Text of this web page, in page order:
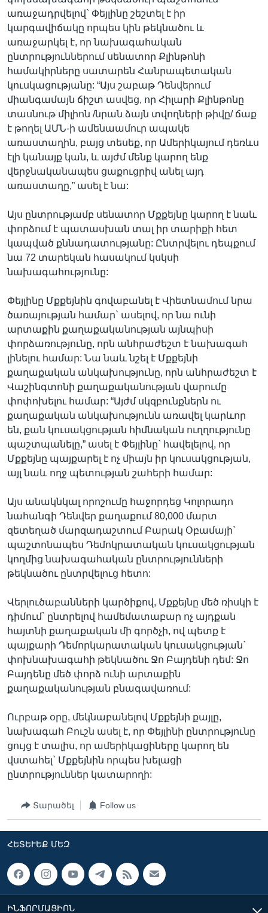
առաջադրվելով` Փեյլինը շեշտել է իր
կարգավիճակը որպես կին թեկնածու և
առաջարկել է, որ նախագահական
ընտրություններում սենատոր Քլինթոնի
համակիրները սատարեն Հանրապետական
կուսկացությանը: “Այս շաբաթ Դենվերում
միանգամայն ճիշտ ասվեց, որ Հիլարի Քլինթոնը
տասնութ միլիոն /նրան ձայն տվողների թիվը/ ճաք
է թողել ԱՄՆ-ի ամենաամուր ապակե
առաստաղին, բայց տեսեք, որ Ամերիկայում դեռևս
էլի կանայք կան, և այժմ մենք կարող ենք
վերջնականապես ցաքուցրիվ անել այդ
առաստաղը,” ասել է նա:
Այս ընտրությամբ սենատոր Մքքեյնը կարող է նաև
փորձում է պատասխան տալ իր տարիքի հետ
կապված քննադատությանը: Ընտրվելու դեպքում
նա 72 տարեկան հասակում կսկսի
նախագահությունը:
Փեյլինը Մքքեյնին գովաբանել է Վիետնամում նրա
ծառայության համար` ասելով, որ նա ունի
արտաքին քաղաքականության այնպիսի
փորձառությունը, որն անհրաժեշտ է նախագահ
լինելու համար: Նա նաև նշել է Մքքեյնի
քաղաքական անկախությունը, որն անհրաժեշտ է
Վաշինգտոնի քաղաքականության վարումը
փոփոխելու համար: “Այժմ սկզբունքներն ու
քաղաքական անկախությունն առավել կարևոր
են, քան կուսակցության հիմնական ուղղությունը
պաշտպանելը,” ասել է Փեյլինը` հավելելով, որ
Մքքեյնը պայքարել է ոչ միայն իր կուսակցության,
այլ նաև ողջ պետության շահերի համար:
Այս անակնկալ որոշումը հաջորդեց Կոլորադո
նահանգի Դենվեր քաղաքում 80,000 մարտ
զետեղած մարզադաշտում Բարակ Օբամայի`
պաշտոնապես Դեմոկրատական կուսակցության
կողմից նախագահական ընտրությունների
թեկնածու ընտրվելուց հետո:
Վերլուծաբանների կարծիքով, Մքքեյնը մեծ ռիսկի է
դիմում` ընտրելով համեմատաբար ոչ այդքան
հայտնի քաղաքական մի գործչի, ով պետք է
պայքարի Դեմորկարատական կուսակցության`
փոխնախագահի թեկնածու Ջո Բայդենի դեմ: Ջո
Բայդենը մեծ փորձ ունի արտաքին
քաղաքականության բնագավառում:
Ուրբաթ օրը, մեկնաբանելով Մքքեյնի քայլը,
նախագահ Բուշն ասել է, որ Փեյլինի ընտրությունը
ցույց է տալիս, որ ամերիկացիները կարող են
վստահել` Մքքեյնին որպես խելացի
ընտրություններ կատարողի:
Տարածել Follow us
ՀԵՏԵՒԵՔ ՄԵԶ
ԻՆՖՈՐՄԱՑԻՈՆ